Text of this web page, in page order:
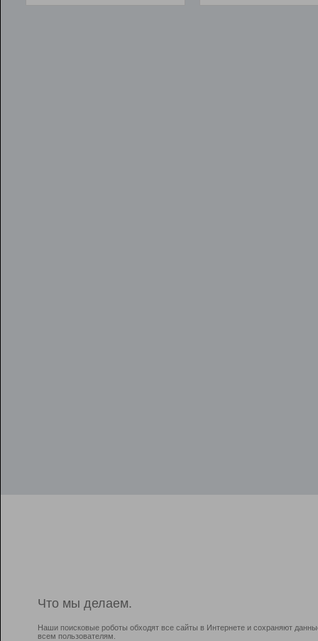
Что мы делаем.
Наши поисковые роботы обходят все сайты в Интернете и сохраняют
всем пользователям.